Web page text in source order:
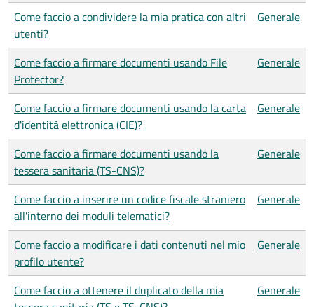
Come faccio a condividere la mia pratica con altri
utenti?
Generale
Come faccio a firmare documenti usando File
Protector?
Generale
Come faccio a firmare documenti usando la carta
d'identità elettronica (CIE)?
Generale
Come faccio a firmare documenti usando la
tessera sanitaria (TS-CNS)?
Generale
Come faccio a inserire un codice fiscale straniero
all'interno dei moduli telematici?
Generale
Come faccio a modificare i dati contenuti nel mio
profilo utente?
Generale
Come faccio a ottenere il duplicato della mia
Generale